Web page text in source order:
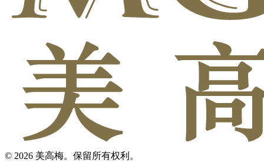
© 2026 美高梅。保留所有权利。